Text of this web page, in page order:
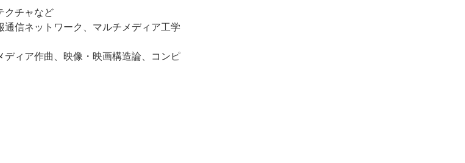
クチャなど
信ネットワーク、マルチメディア工学
ィア作曲、映像・映画構造論、コンピ